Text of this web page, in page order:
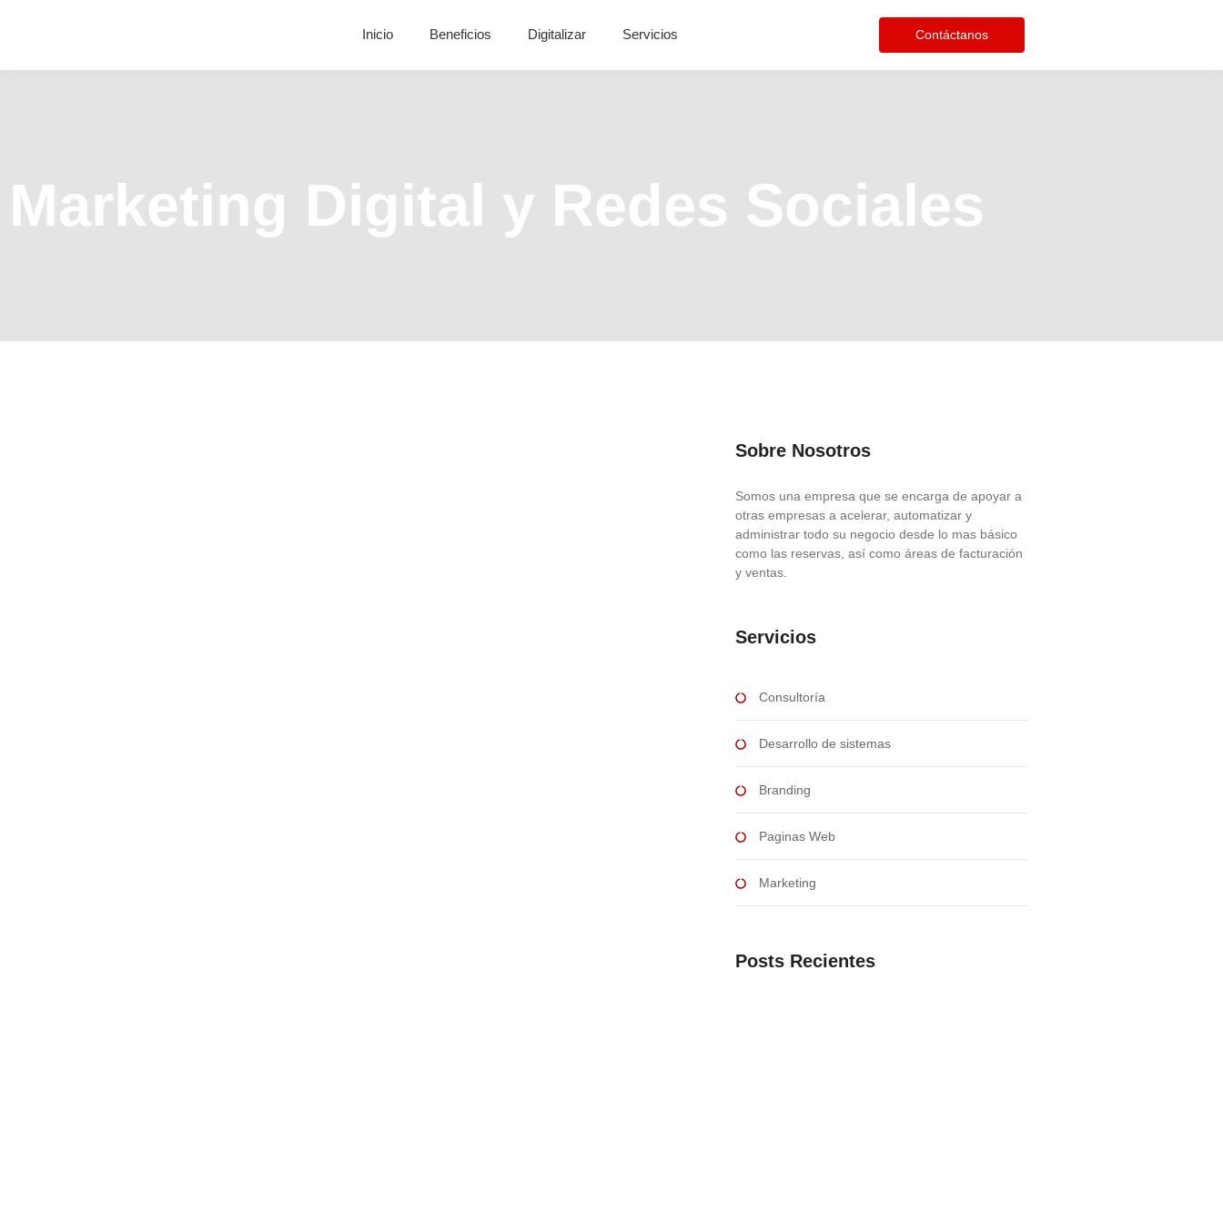
Inicio Beneficios Digitalizar Servicios Contáctanos
Marketing Digital y Redes Sociales
Sobre Nosotros
Somos una empresa que se encarga de apoyar a
otras empresas a acelerar, automatizar y
administrar todo su negocio desde lo mas básico
como las reservas, así como áreas de facturación
y ventas.
Servicios
Consultoría
Desarrollo de sistemas
Branding
Paginas Web
Marketing
Posts Recientes